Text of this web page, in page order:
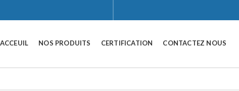
ACCEUIL NOS PRODUITS CERTIFICATION CONTACTEZ NOUS